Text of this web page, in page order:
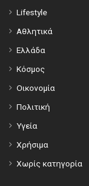
Lifestyle
Αθλητικά
Ελλάδα
Κόσμος
Οικονομία
Πολιτική
Υγεία
Χρήσιμα
Χωρίς κατηγορία